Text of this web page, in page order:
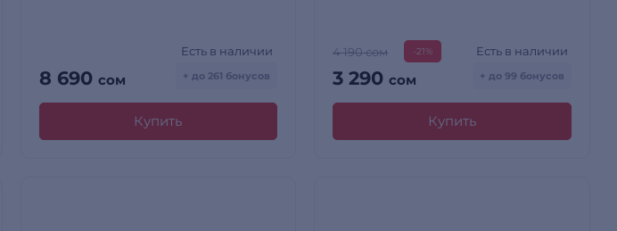
8 690 сом
Есть в наличии
+ до 261 бонусов
Купить
4 190 сом -21%
3 290сом
Есть в наличии
+ до 99 бонусов
Купить